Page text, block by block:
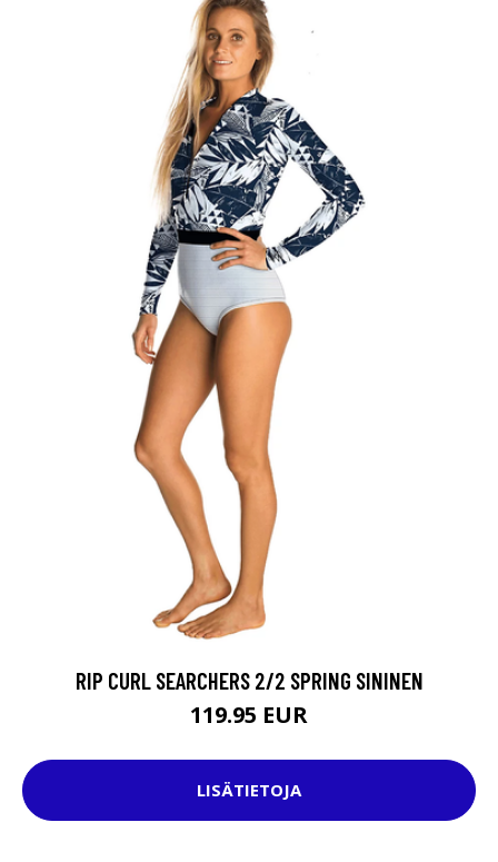
RIP CURL SEARCHERS 2/2 SPRING SININEN
119.95 EUR
LISÄTIETOJA